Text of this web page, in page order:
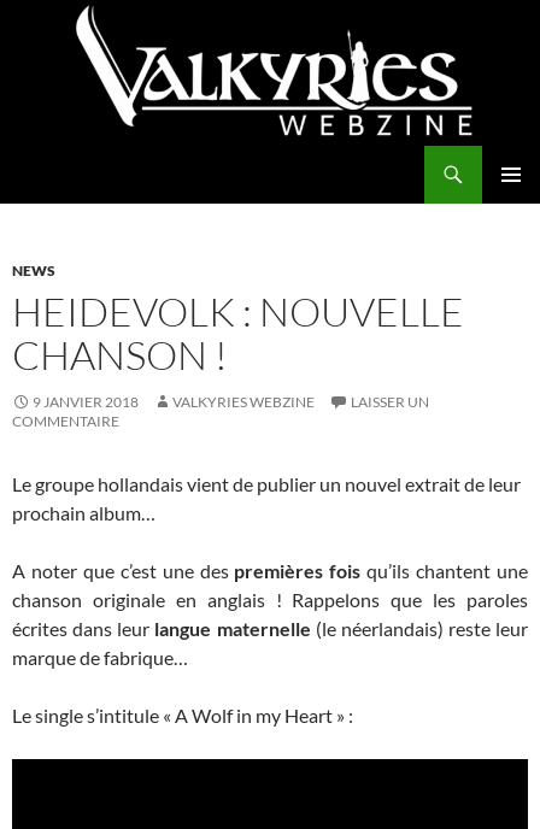
NEWS
HEIDEVOLK : NOUVELLE
CHANSON !
9 JANVIER 2018 VALKYRIES WEBZINE
LAISSER UN
COMMENTAIRE
Le groupe hollandais vient de publier un nouvel extrait de leur
prochain album…
A noter que c’est une des premières fois qu’ils chantent une
chanson originale en anglais ! Rappelons que les paroles
écrites dans leur langue maternelle (le néerlandais) reste leur
marque de fabrique…
Le single s’intitule « A Wolf in my Heart » :